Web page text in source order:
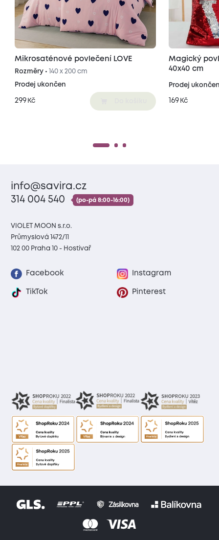
Mikrosaténové povlečení LOVE
Rozměry • 140 x 200 cm
Prodej ukončen
299 Kč
Magický
40x40 cm
Prodej
169 Kč
info@savira.cz
314 004 540
(po-pá 8:00-16:00)
VIOLET MOON s.r.o.
Průmyslová 1472/11
102 00 Praha 10 - Hostivař
Facebook Instagram
TikTok Pinterest